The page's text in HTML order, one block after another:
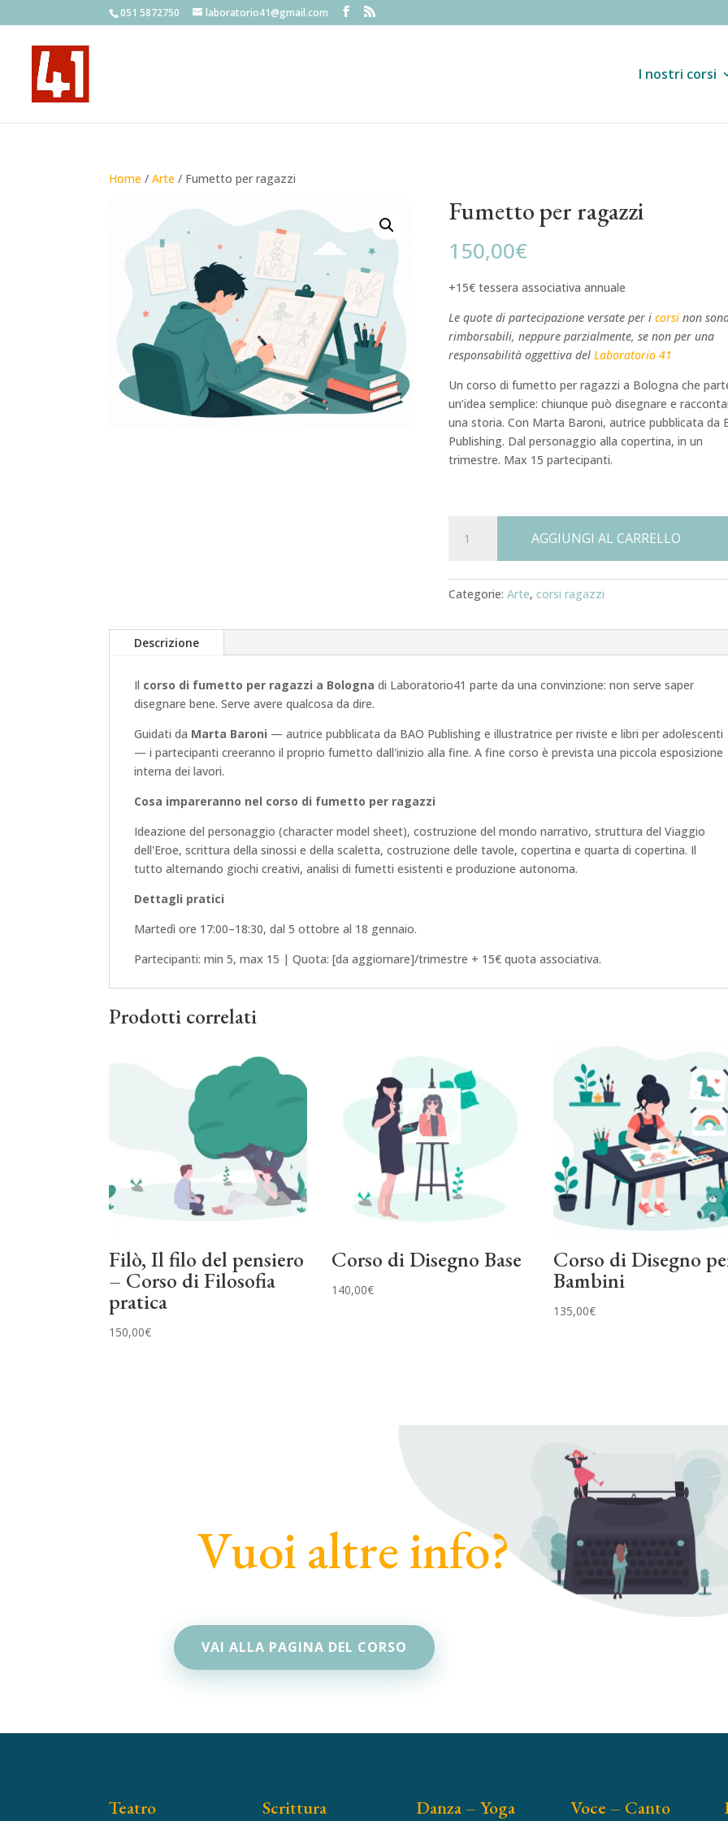
051 5872750 laboratorio41@gmail.com
I nostri corsi
Home /Arte / Fumetto per ragazzi
Fumetto per ragazzi
150,00€
+15€ tessera associativa annuale
Le quote di partecipazione versate per i corsinon
rimborsabili, neppure parzialmente, se non per una
responsabilità oggettiva del Laboratorio 41
Un corso di fumetto per ragazzi a Bologna che
un’idea semplice: chiunque può disegnare e
una storia. Con Marta Baroni, autrice pubblicata da
Publishing. Dal personaggio alla copertina, in un
trimestre. Max 15 partecipanti.
quantità
AGGIUNGI AL CARRELLO
Categorie: Arte, corsi ragazzi
Descrizione
Il corso di fumetto per ragazzi a Bologna di Laboratorio41 parte da una convinzione: non serve saper
disegnare bene. Serve avere qualcosa da dire.
Guidati da Marta Baroni — autrice pubblicata da BAO Publishing e illustratrice per riviste e libri per adolescenti
— i partecipanti creeranno il proprio fumetto dall'inizio alla fine. A fine corso è prevista una piccola esposizione
interna dei lavori.
Cosa impareranno nel corso di fumetto per ragazzi
Ideazione del personaggio (character model sheet), costruzione del mondo narrativo, struttura del Viaggio
dell'Eroe, scrittura della sinossi e della scaletta, costruzione delle tavole, copertina e quarta di copertina. Il
tutto alternando giochi creativi, analisi di fumetti esistenti e produzione autonoma.
Dettagli pratici
Martedì ore 17:00–18:30, dal 5 ottobre al 18 gennaio.
Partecipanti: min 5, max 15 | Quota: [da aggiornare]/trimestre + 15€ quota associativa.
Prodotti correlati
Filò, Il filo del pensiero
– Corso di Filosofia
pratica
150,00€
Corso di Disegno Base
140,00€
Corso di Disegno
Bambini
135,00€
Vuoi altre info?
VAI ALLA PAGINA DEL CORSO
Teatro Scrittura Danza – Yoga Voce – Canto